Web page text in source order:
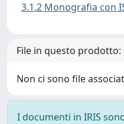
3.1.2 Monografia con
File in questo prodotto:
Non ci sono file
I documenti in IRIS